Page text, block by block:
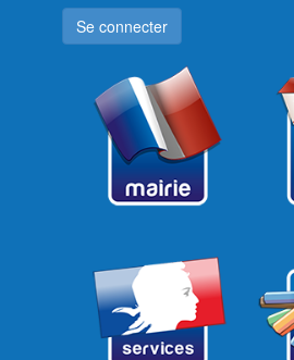
Se connecter